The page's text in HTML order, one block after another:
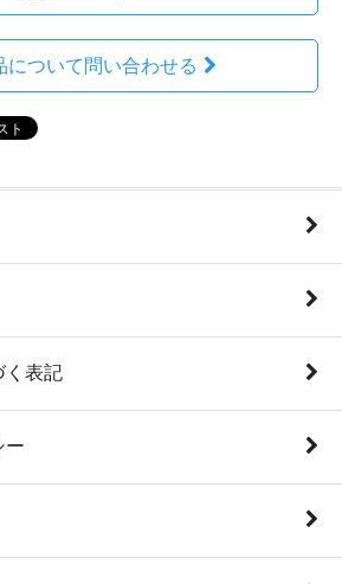
について問い合わせる
く表記
ー